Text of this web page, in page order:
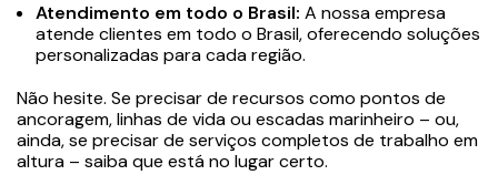
Atendimento em todo o Brasil: A nossa empresa
atende clientes em todo o Brasil, oferecendo soluções
personalizadas para cada região.
Não hesite. Se precisar de recursos como pontos de
ancoragem, linhas de vida ou escadas marinheiro – ou,
ainda, se precisar de serviços completos de trabalho em
altura – saiba que está no lugar certo.